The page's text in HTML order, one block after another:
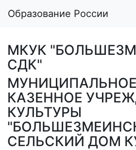
Образование России
МКУК
СДК"
МУНИЦИПАЛЬНОЕ
КАЗЕННОЕ
КУЛЬТУРЫ
СЕЛЬСКИЙ ДОМ